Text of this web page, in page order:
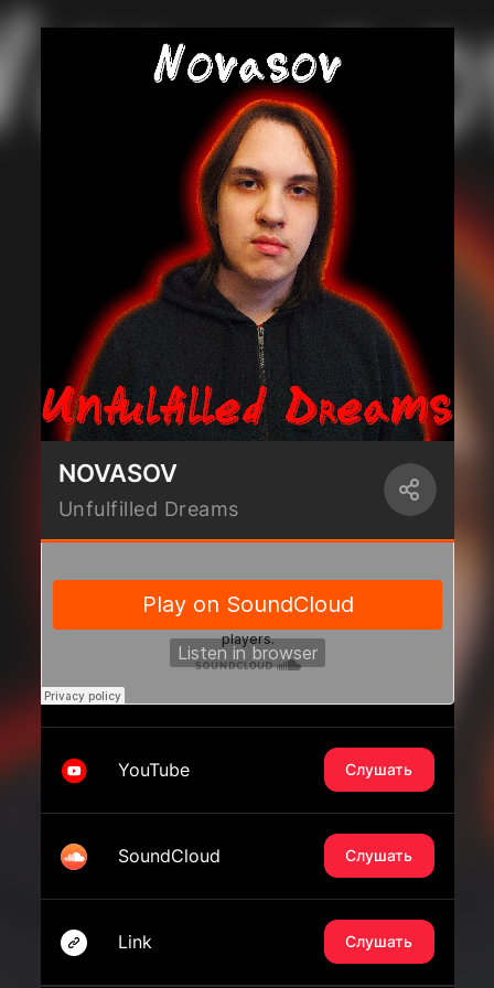
NOVASOV
Unfulfilled Dreams
YouTube Слушать
SoundCloud Слушать
Link Слушать